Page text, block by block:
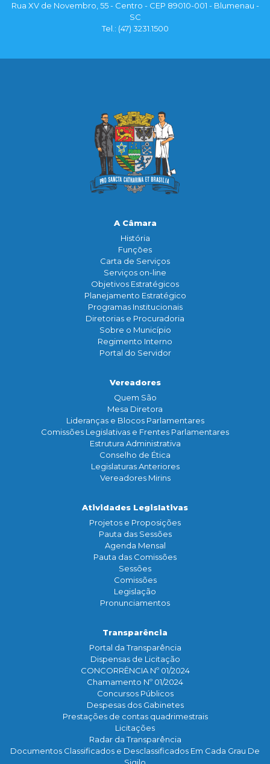
Rua XV de Novembro, 55 - Centro - CEP 89010-001 - Blumenau -
SC
Tel.: (47) 3231.1500
A Câmara
História
Funçōes
Carta de Serviços
Serviços on-line
Objetivos Estratégicos
Planejamento Estratégico
Programas Institucionais
Diretorias e Procuradoria
Sobre o Município
Regimento Interno
Portal do Servidor
Vereadores
Quem São
Mesa Diretora
Lideranças e Blocos Parlamentares
Comissões Legislativas e Frentes Parlamentares
Estrutura Administrativa
Conselho de Ética
Legislaturas Anteriores
Vereadores Mirins
Atividades Legislativas
Projetos e Proposições
Pauta das Sessões
Agenda Mensal
Pauta das Comissões
Sessões
Comissões
Legislação
Pronunciamentos
Transparência
Portal da Transparência
Dispensas de Licitação
CONCORRÊNCIA Nº 01/2024
Chamamento Nº 01/2024
Concursos Públicos
Despesas dos Gabinetes
Prestações de contas quadrimestrais
Licitações
Radar da Transparência
Documentos Classificados e Desclassificados Em Cada Grau De